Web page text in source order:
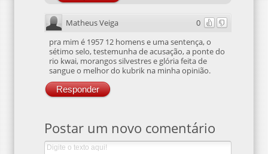
0
Matheus Veiga
pra mim é 1957 12 homens e uma sentença, o
sétimo selo, testemunha de acusação, a ponte do
rio kwai, morangos silvestres e glória feita de
sangue o melhor do kubrik na minha opinião.
Responder
Postar um novo comentário